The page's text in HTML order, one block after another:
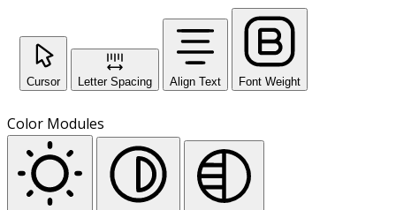
Cursor Letter Spacing Align Text Font Weight
Color Modules